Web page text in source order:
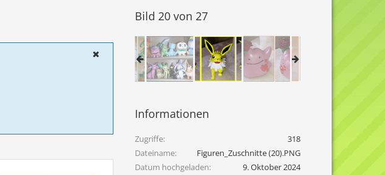
Bild 20 von 27
Informationen
Zugriffe
318
Dateiname
Figuren_Zuschnitte (20).PNG
Datum hochgeladen
9. Oktober 2024